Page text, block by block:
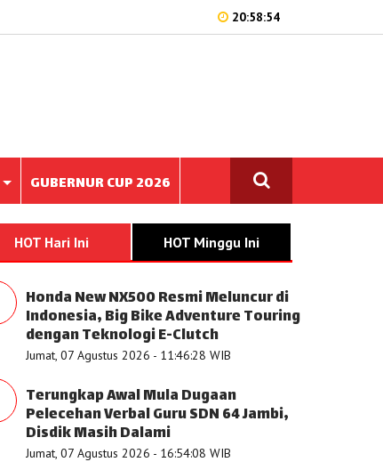
20:58:54
GUBERNUR CUP 2026
HOT Hari Ini HOT Minggu Ini
Honda New NX500 Resmi Meluncur di
Indonesia, Big Bike Adventure Touring
dengan Teknologi E-Clutch
Jumat, 07 Agustus 2026 - 11:46:28 WIB
Terungkap Awal Mula Dugaan
Pelecehan Verbal Guru SDN 64 Jambi,
Disdik Masih Dalami
Jumat, 07 Agustus 2026 - 16:54:08 WIB